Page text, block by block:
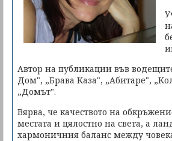
Автор на публикации във
Дом", „Брава Каза", „Абитаре",
„Домът".
Вярва, че качеството на
местата и цялостно на света, а
хармоничния баланс между